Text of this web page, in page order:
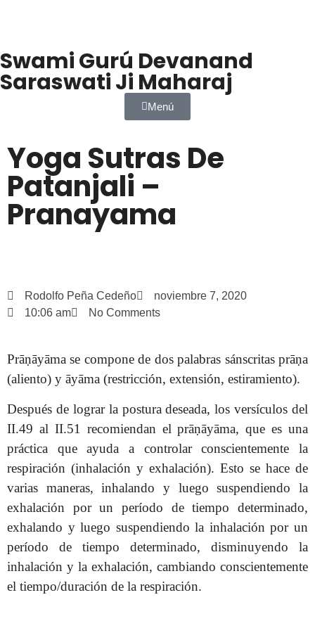
Swami Gurú Devanand
Saraswati Ji Maharaj
Menú
Yoga Sutras De
Patanjali –
Pranayama
Rodolfo Peña Cedeño
noviembre 7, 2020
10:06 am
No Comments
Prāṇāyāma se compone de dos palabras sánscritas prāṇa
(aliento) y āyāma (restricción, extensión, estiramiento).
Después de lograr la postura deseada, los versículos del
II.49 al II.51 recomiendan el prāṇāyāma, que es una
práctica que ayuda a controlar conscientemente la
respiración (inhalación y exhalación). Esto se hace de
varias maneras, inhalando y luego suspendiendo la
exhalación por un período de tiempo determinado,
exhalando y luego suspendiendo la inhalación por un
período de tiempo determinado, disminuyendo la
inhalación y la exhalación, cambiando conscientemente
el tiempo/duración de la respiración.